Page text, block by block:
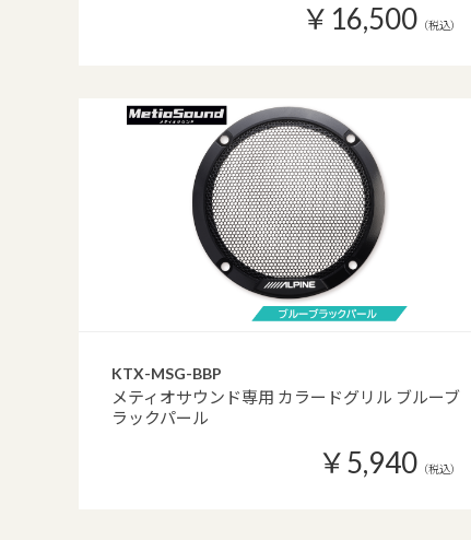
￥16,500 （税込）
KTX-MSG-BBP
メティオサウンド専用 カラードグリル ブルーブ
ラックパール
￥5,940 （税込）